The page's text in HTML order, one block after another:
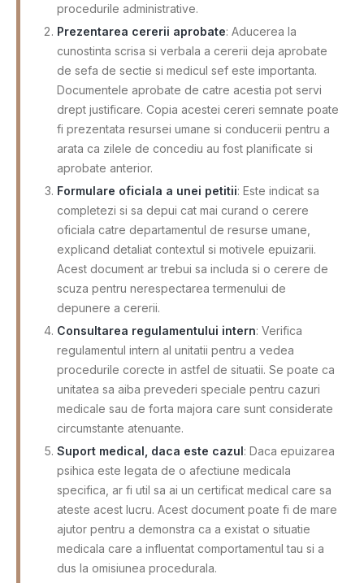
procedurile administrative.
Prezentarea cererii aprobate: Aducerea la
cunostinta scrisa si verbala a cererii deja aprobate
de sefa de sectie si medicul sef este importanta.
Documentele aprobate de catre acestia pot servi
drept justificare. Copia acestei cereri semnate poate
fi prezentata resursei umane si conducerii pentru a
arata ca zilele de concediu au fost planificate si
aprobate anterior.
Formulare oficiala a unei petitii: Este indicat sa
completezi si sa depui cat mai curand o cerere
oficiala catre departamentul de resurse umane,
explicand detaliat contextul si motivele epuizarii.
Acest document ar trebui sa includa si o cerere de
scuza pentru nerespectarea termenului de
depunere a cererii.
Consultarea regulamentului intern: Verifica
regulamentul intern al unitatii pentru a vedea
procedurile corecte in astfel de situatii. Se poate ca
unitatea sa aiba prevederi speciale pentru cazuri
medicale sau de forta majora care sunt considerate
circumstante atenuante.
Suport medical, daca este cazul: Daca epuizarea
psihica este legata de o afectiune medicala
specifica, ar fi util sa ai un certificat medical care sa
ateste acest lucru. Acest document poate fi de mare
ajutor pentru a demonstra ca a existat o situatie
medicala care a influentat comportamentul tau si a
dus la omisiunea procedurala.